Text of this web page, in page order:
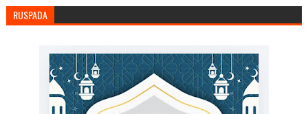
RUSPADA